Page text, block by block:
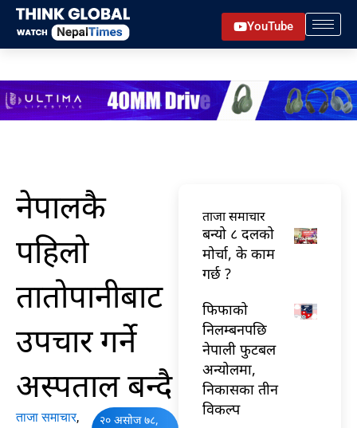
Skip
content
YouTube
नेपालकै
पहिलो
तातोपानीबाट
उपचार गर्ने
अस्पताल बन्दै
ताजा समाचार,
२० असोज ७८,
ताजा समाचार
बन्यो ८ दलको
मोर्चा, के काम
गर्छ ?
फिफाको
निलम्बनपछि
नेपाली फुटबल
अन्योलमा,
निकासका तीन
विकल्प